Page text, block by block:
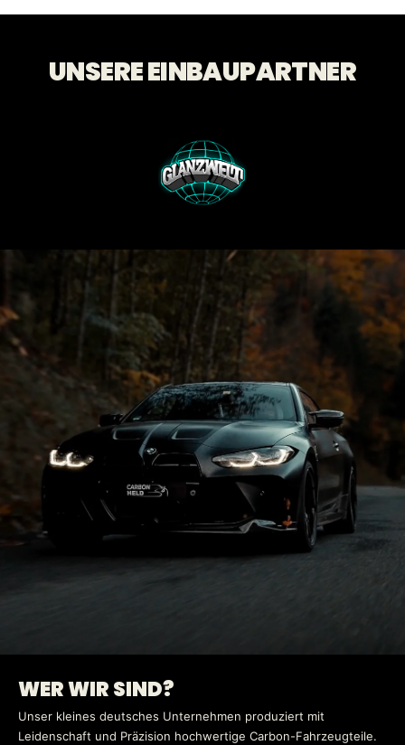
UNSERE EINBAUPARTNER
WER WIR SIND?
Unser kleines deutsches Unternehmen produziert mit
Leidenschaft und Präzision hochwertige Carbon-Fahrzeugteile.